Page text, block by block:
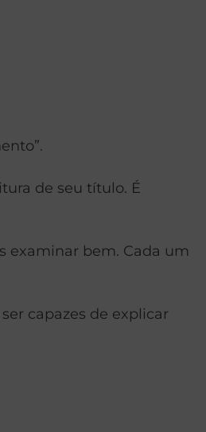
de seu título. É
examinar bem. Cada um
capazes de explicar